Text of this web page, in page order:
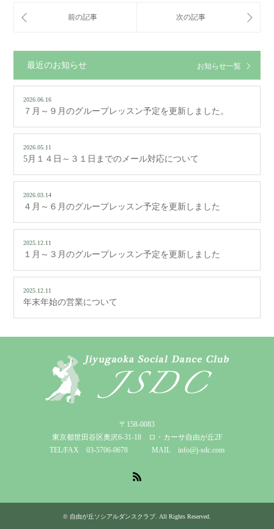
最近のお知らせ お知らせ一覧
2026.06.16
７月～９月のグループレッスン予定を更新しました。
2026.05.11
5月１４日～３１日までのメール対応について
2026.03.14
４月～６月のグループレッスン予定を更新しました
2025.12.11
１月～３月のグループレッスン予定を更新しました
2025.12.11
年末年始の営業について
〒158-0083
東京都世田谷区奥沢6-31-18 ロ・カーサ自由が丘2F
TEL/FAX 03-5706-0678 MAIL info@j-sdc.com
© 自由が丘ソシアルダンスクラブ . All Rights Reserved.